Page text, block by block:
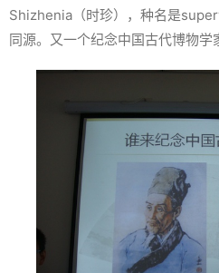
Shizhenia（时珍），种名是
同源。又一个纪念中国古代博物学